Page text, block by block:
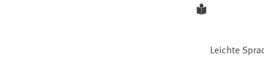
Leichte